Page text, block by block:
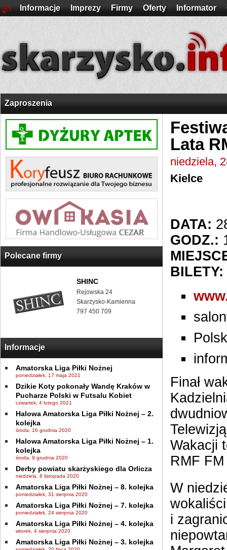
Informacje Imprezy Firmy Oferty Informator
Zaproszenia
Polecane firmy
SHINC
Rejowska 24
Skarżysko-Kamienna
797 450 709
Informacje
Amatorska Liga Piłki Nożnej
poniedziałek, 17 maja 2021
Dzikie Koty pokonały Wandę Kraków w
Pucharze Polski w Futsalu Kobiet
czwartek, 4 lutego 2021
Halowa Amatorska Liga Piłki Nożnej – 2.
kolejka
środa, 16 grudnia 2020
Halowa Amatorska Liga Piłki Nożnej – 1.
kolejka
środa, 9 grudnia 2020
Derby powiatu skarżyskiego dla Orlicza
niedziela, 8 listopada 2020
Amatorska Liga Piłki Nożnej – 8. kolejka
poniedziałek, 31 sierpnia 2020
Amatorska Liga Piłki Nożnej – 7. kolejka
poniedziałek, 24 sierpnia 2020
Amatorska Liga Piłki Nożnej – 4. kolejka
wtorek, 4 sierpnia 2020
Amatorska Liga Piłki Nożnej – 3. kolejka
Lata
niedziela,
Kielce
DATA:
GODZ.:
BILETY:
Finał
Wakacji
RMF
W
i